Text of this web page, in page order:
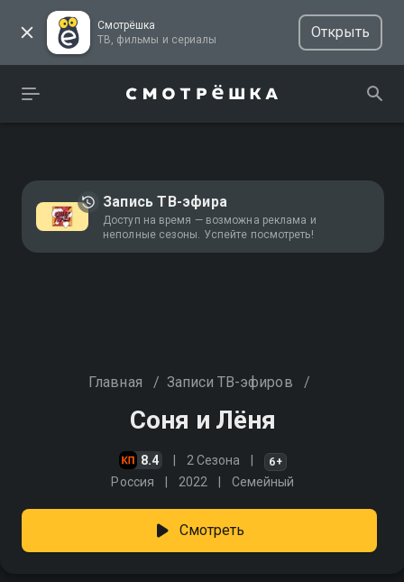
Смотрёшка
ТВ, фильмы и сериалы
Открыть
Запись ТВ-эфира
Доступ на время — возможна реклама и
неполные сезоны. Успейте посмотреть!
Главная / Записи ТВ-эфиров /
Соня и Лёня
8.4 2 Сезона 6+
Россия 2022 Cемейный
Смотреть